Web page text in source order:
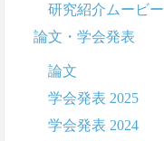
研究紹介ムービー
論文・学会発表
論文
学会発表 2025
学会発表 2024